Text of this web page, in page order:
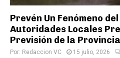
Prevén Un Fenómeno
Autoridades Locales
Previsión de la Provincia
Por: Redaccion VC 15 julio, 2026